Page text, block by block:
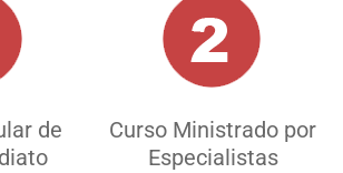
de
Curso Ministrado por
Especialistas